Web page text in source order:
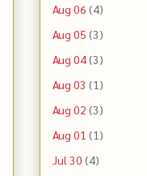
Aug 06 (4)
Aug 05 (3)
Aug 04(3)
Aug 03 (1)
Aug 02 (3)
Aug 01 (1)
Jul 30 (4)